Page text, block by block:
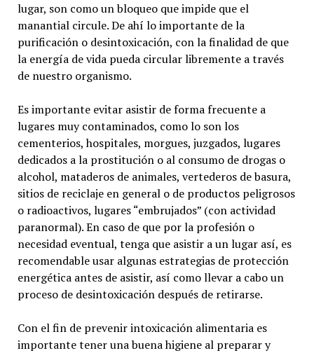
lugar, son como un bloqueo que impide que el
manantial circule. De ahí lo importante de la
purificación o desintoxicación, con la finalidad de que
la energía de vida pueda circular libremente a través
de nuestro organismo.
Es importante evitar asistir de forma frecuente a
lugares muy contaminados, como lo son los
cementerios, hospitales, morgues, juzgados, lugares
dedicados a la prostitución o al consumo de drogas o
alcohol, mataderos de animales, vertederos de basura,
sitios de reciclaje en general o de productos peligrosos
o radioactivos, lugares “embrujados” (con actividad
paranormal). En caso de que por la profesión o
necesidad eventual, tenga que asistir a un lugar así, es
recomendable usar algunas estrategias de protección
energética antes de asistir, así como llevar a cabo un
proceso de desintoxicación después de retirarse.
Con el fin de prevenir intoxicación alimentaria es
importante tener una buena higiene al preparar y